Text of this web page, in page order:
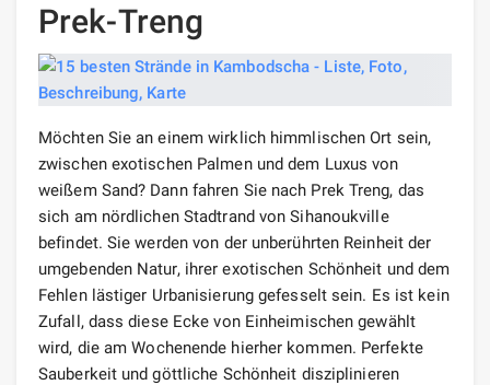
Prek-Treng
Möchten Sie an einem wirklich himmlischen Ort sein,
zwischen exotischen Palmen und dem Luxus von
weißem Sand? Dann fahren Sie nach Prek Treng, das
sich am nördlichen Stadtrand von Sihanoukville
befindet. Sie werden von der unberührten Reinheit der
umgebenden Natur, ihrer exotischen Schönheit und dem
Fehlen lästiger Urbanisierung gefesselt sein. Es ist kein
Zufall, dass diese Ecke von Einheimischen gewählt
wird, die am Wochenende hierher kommen. Perfekte
Sauberkeit und göttliche Schönheit disziplinieren